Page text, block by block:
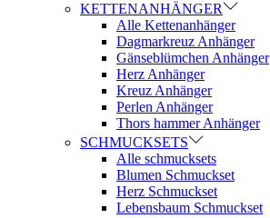
KETTENANHÄNGER
Alle Kettenanhänger
Dagmarkreuz Anhänger
Gänseblümchen Anhänger
Herz Anhänger
Kreuz Anhänger
Perlen Anhänger
Thors hammer Anhänger
SCHMUCKSETS
Alle schmucksets
Blumen Schmuckset
Herz Schmuckset
Lebensbaum Schmuckset